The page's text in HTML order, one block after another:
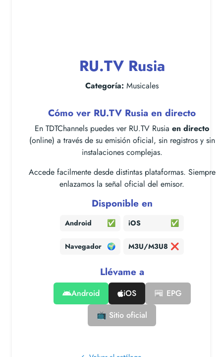
RU.TV Rusia
Categoría: Musicales
Cómo ver RU.TV Rusia en directo
En TDTChannels puedes ver RU.TV Rusia en directo
(online) a través de su emisión oficial, sin registros y sin
instalaciones complejas.
Accede facilmente desde distintas plataformas. Siempre
enlazamos la señal oficial del emisor.
Disponible en
Android ✅ iOS ✅
Navegador 🌍 M3U/M3U8 ❌
Llévame a
Android iOS
📰 EPG
📺 Sitio oficial